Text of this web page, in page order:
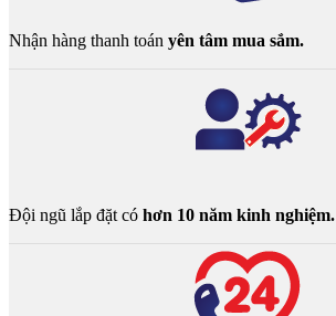
Nhận hàng thanh toán yên tâm mua sắm.
Đội ngũ lắp đặt có hơn 10 năm kinh nghiệm.